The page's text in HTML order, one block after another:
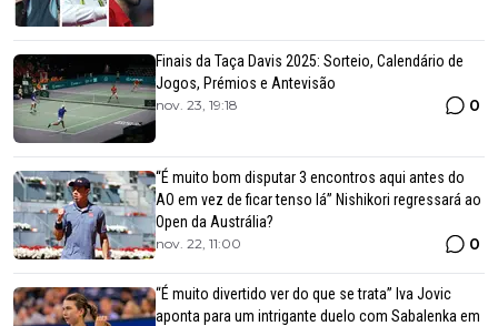
Finais da Taça Davis 2025: Sorteio, Calendário de
Jogos, Prémios e Antevisão
nov. 23, 19:18 0
“É muito bom disputar 3 encontros aqui antes do
AO em vez de ficar tenso lá” Nishikori regressará ao
Open da Austrália?
nov. 22, 11:00 0
“É muito divertido ver do que se trata” Iva Jovic
aponta para um intrigante duelo com Sabalenka em